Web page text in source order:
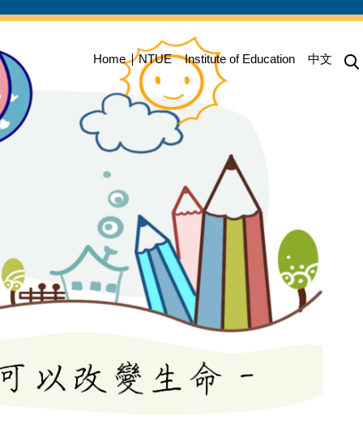
Home NTUE Institute of Education 中文